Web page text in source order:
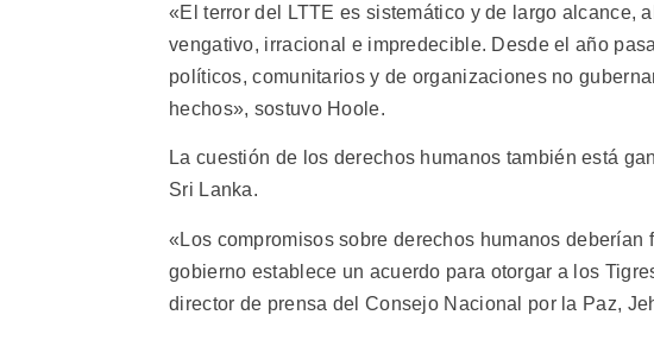
«El terror del LTTE es sistemático y de largo alcance,
vengativo, irracional e impredecible. Desde el año
políticos, comunitarios y de organizaciones no
hechos», sostuvo Hoole.
La cuestión de los derechos humanos también está
Sri Lanka.
«Los compromisos sobre derechos humanos
gobierno establece un acuerdo para otorgar a los
director de prensa del Consejo Nacional por la Paz,